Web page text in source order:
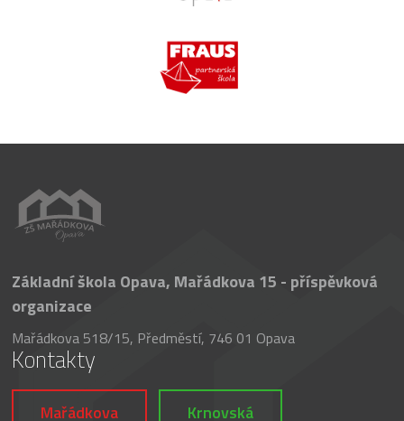
Základní škola Opava, Mařádkova 15 - příspěvková
organizace
Mařádkova 518/15, Předměstí, 746 01 Opava
Kontakty
Mařádkova Krnovská